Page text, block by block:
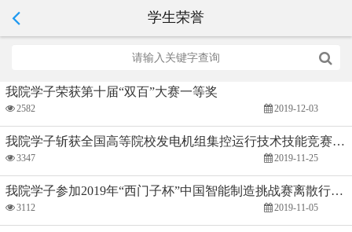
学生荣誉
我院学子荣获第十届“双百”大赛一等奖
2582 2019-12-03
我院学子斩获全国高等院校发电机组集控运行技术技能竞赛多项大奖
3347 2019-11-25
我院学子参加2019年“西门子杯”中国智能制造挑战赛离散行业自动化赛项中荣获佳绩
3112 2019-11-05